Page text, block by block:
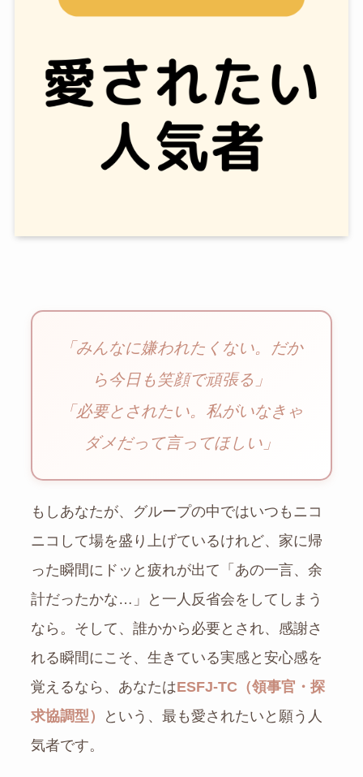
「みんなに嫌われたくない。だか
ら今日も笑顔で頑張る」
「必要とされたい。私がいなきゃ
ダメだって言ってほしい」
もしあなたが、グループの中ではいつもニコ
ニコして場を盛り上げているけれど、家に帰
った瞬間にドッと疲れが出て「あの一言、余
計だったかな…」と一人反省会をしてしまう
なら。そして、誰かから必要とされ、感謝さ
れる瞬間にこそ、生きている実感と安心感を
覚えるなら、あなたはESFJ-TC（領事官・探
求協調型）
という、最も愛されたいと願う人
気者です。